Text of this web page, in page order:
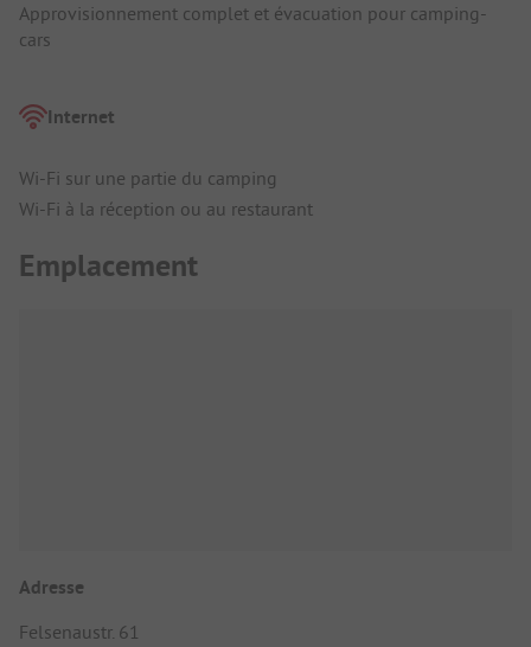
Approvisionnement complet et évacuation pour camping-
cars
Internet
Wi-Fi sur une partie du camping
Wi-Fi à la réception ou au restaurant
Emplacement
Adresse
Felsenaustr. 61